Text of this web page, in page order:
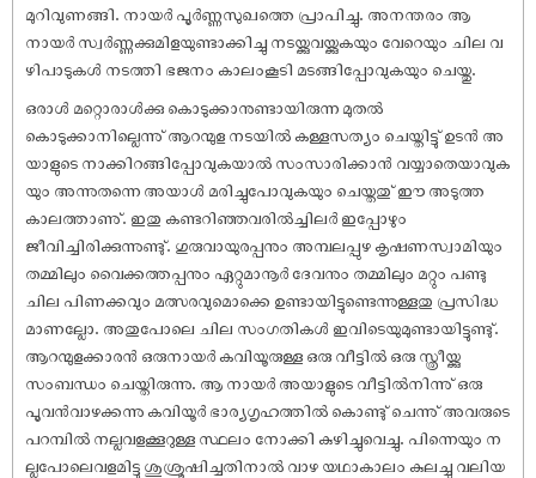
മുറിവുണങ്ങി. നായർ പൂർണ്ണസുഖത്തെ പ്രാപിച്ചു. അനന്തരം ആ
നായർ സ്വർണ്ണക്കുമിളയുണ്ടാക്കിച്ചു നടയ്ക്കുവയ്ക്കുകയും വേറെയും ചില വ
ഴിപാടുകൾ നടത്തി ഭജനം കാലംകൂടി മടങ്ങിപ്പോവുകയും ചെയ്തു.
ഒരാൾ മറ്റൊരാൾക്കു കൊടുക്കാനുണ്ടായിരുന്ന മുതൽ
കൊടുക്കാനില്ലെന്നു് ആറന്മുള നടയിൽ കള്ളസത്യം ചെയ്തിട്ടു് ഉടൻ അ
യാളുടെ നാക്കിറങ്ങിപ്പോവുകയാൽ സംസാരിക്കാൻ വയ്യാതെയാവുക
യും അന്നുതന്നെ അയാൾ മരിച്ചുപോവുകയും ചെയ്തതു് ഈ അടുത്ത
കാലത്താണു്. ഇതു കണ്ടറിഞ്ഞവരിൽച്ചിലർ ഇപ്പോഴും
ജീവിച്ചിരിക്കുന്നുണ്ടു്. ഗുരുവായുരപ്പനും അമ്പലപ്പുഴ കൃ‌ഷണസ്വാമിയും
തമ്മിലും വൈക്കത്തപ്പനും ഏറ്റുമാനൂർ ദേവനും തമ്മിലും മറ്റും പണ്ടു
ചില പിണക്കവും മത്സരവുമൊക്കെ ഉണ്ടായിട്ടുണ്ടെന്നുള്ളതു പ്രസിദ്ധ
മാണല്ലോ. അതുപോലെ ചില സംഗതികൾ ഇവിടെയുമുണ്ടായിട്ടുണ്ടു്.
ആറന്മുളക്കാരൻ ഒരുനായർ കവിയൂരുള്ള ഒരു വീട്ടിൽ ഒരു സ്ത്രീയ്ക്കു
സംബന്ധം ചെയ്തിരുന്നു. ആ നായർ അയാളുടെ വീട്ടിൽനിന്നു് ഒരു
പൂവൻവാഴക്കന്നു കവിയൂർ ഭാര്യഗൃഹത്തിൽ കൊണ്ടു് ചെന്നു് അവരുടെ
പറമ്പിൽ നല്ലവളക്കൂറുള്ള സ്ഥലം നോക്കി കുഴിച്ചുവെച്ചു. പിന്നെയും ന
ല്ലപോലെവളമിട്ടു ശുശ്രൂ‌ഷിച്ചതിനാൽ വാഴ യഥാകാലം കുലച്ചു വലിയ